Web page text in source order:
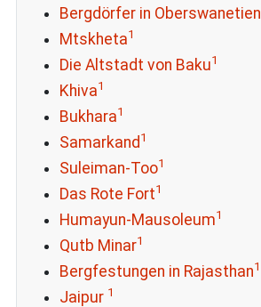
Bergdörfer in Oberswanetien
Mtskheta1
Die Altstadt von Baku1
Khiva1
Bukhara1
Samarkand 1
Suleiman-Too1
Das Rote Fort1
Humayun-Mausoleum1
Qutb Minar1
Bergfestungen in Rajasthan1
Jaipur 1